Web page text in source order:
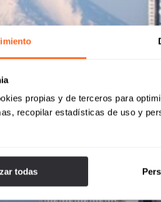
propias y de terceros para
recopilar estadísticas de uso y
todas